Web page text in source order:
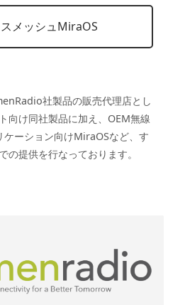
メッシュMiraOS
社製品の販売代理店とし
向け同社製品に加え、OEM無線
ーション向けMiraOSなど、す
の提供を行なっております。